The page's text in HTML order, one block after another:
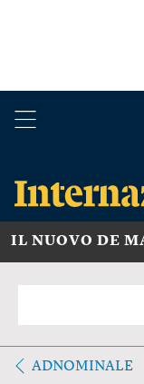
IL NUOVO DE
ADNOMINALE